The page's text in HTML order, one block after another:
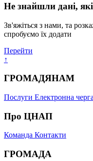
Не знайшли дані,
Зв'яжіться з нами, та
спробуємо їх додати
Перейти
↑
ГРОМАДЯНАМ
Послуги Електронна черга
Про ЦНАП
Команда Контакти
ГРОМАДА